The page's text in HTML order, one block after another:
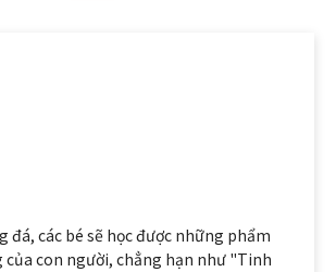
đá, các bé sẽ học được những phẩm
của con người, chẳng hạn như "Tinh